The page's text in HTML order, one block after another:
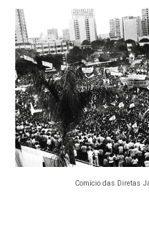
Comício das Diretas